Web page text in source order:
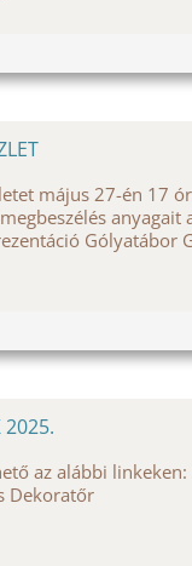
május 27-én 17
anyagait
Gólyatábor
2025.
az alábbi
Dekoratőr